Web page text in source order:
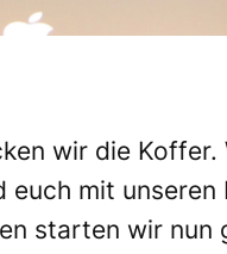
wir die
euch mit
starten wir nun